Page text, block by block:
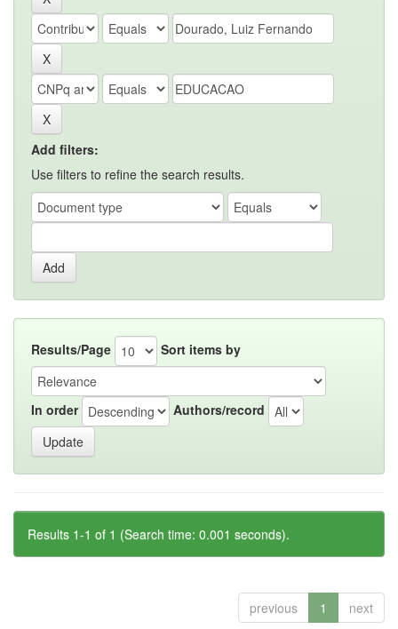
Add filters:
Use filters to refine the search results.
Results/Page Sort items by
In order Authors/record
Results 1-1 of 1 (Search time: 0.001 seconds).
previous 1 next